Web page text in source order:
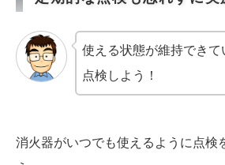
使える状態が維持できて
点検しよう！
消火器がいつでも使えるように点検